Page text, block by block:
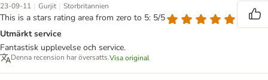
23-09-11 | Gurjit | Storbritannien
This is a stars rating area from zero to 5: 5/5
Utmärkt service
Fantastisk upplevelse och service.
Denna recension har översatts.Visa original